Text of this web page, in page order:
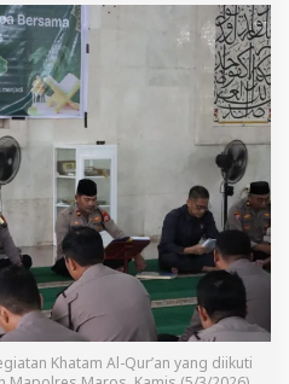
Khatam Al-Qur’an yang diikuti